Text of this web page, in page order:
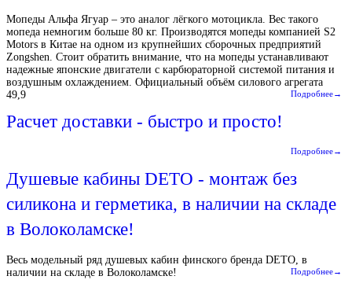
Мопеды Альфа Ягуар – это аналог лёгкого мотоцикла. Вес такого
мопеда немногим больше 80 кг. Производятся мопеды компанией S2
Motors в Китае на одном из крупнейших сборочных предприятий
Zongshen. Стоит обратить внимание, что на мопеды устанавливают
надежные японские двигатели с карбюраторной системой питания и
воздушным охлаждением. Официальный объём силового агрегата
49,9
Подробнее→
Расчет доставки - быстро и просто!
Подробнее→
Душевые кабины DETO - монтаж без
силикона и герметика, в наличии на складе
в Волоколамске!
Весь модельный ряд душевых кабин финского бренда DETO, в
наличии на складе в Волоколамске!
Подробнее→